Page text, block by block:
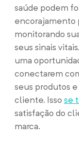
saúde podem
encorajamento
monitorando
seus sinais
uma
conectarem
seus produtos e
cliente. Isso se
satisfação do
marca.